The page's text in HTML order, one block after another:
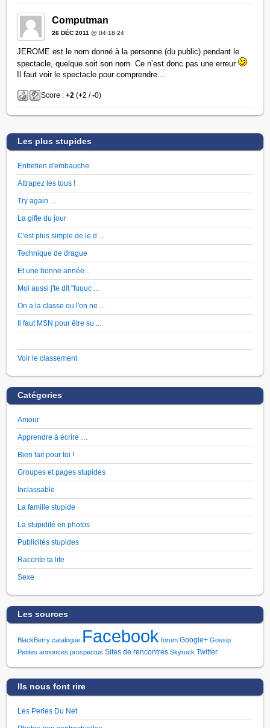
Computman
26 DÉC 2011 @ 04:18:24
JEROME est le nom donné à la personne (du public) pendant le
spectacle, quelque soit son nom. Ce n’est donc pas une erreur
Il faut voir le spectacle pour comprendre…
Score :+2 (+2 /-0)
Les plus stupides
Entretien d'embauche.
Attrapez les tous !
Try again ...
La gifle du jour
C'est plus simple de le d ...
Technique de drague
Et une bonne année...
Moi aussi j'te dit "fuuuc ...
On a la classe ou l'on ne ...
Il faut MSN pour être su ...
Voir le classement
Catégories
Amour
Apprendre à écrire …
Bien fait pour toi !
Groupes et pages stupides
Inclassable
La famille stupide
La stupidité en photos
Publicités stupides
Raconte ta life
Sexe
Les sources
BlackBerry catalogue Facebook forum Google+ Gossip
Petites annonces prospectus Sites de rencontres Skyrock Twitter
Ils nous font rire
Les Perles Du Net